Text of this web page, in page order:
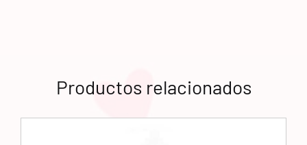
Productos relacionados